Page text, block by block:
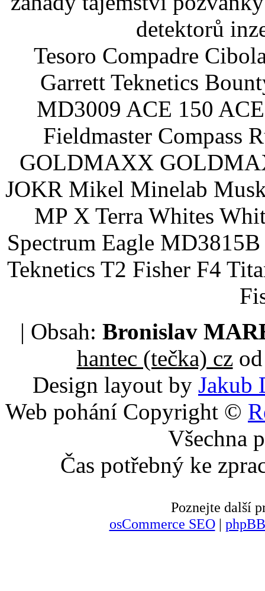
detektorů
Tesoro Compadre
Garrett Teknetics
MD3009 ACE 150
Fieldmaster Compass
GOLDMAXX
JOKR Mikel Minelab
MP X Terra Whites
Spectrum Eagle
Teknetics T2 Fisher F4
| Obsah: Bronislav
hantec (tečka) czod
Design layout by Jakub
Web pohání Copyright ©
Všechna
Čas potřebný ke
Poznejte další
osCommerce SEO|